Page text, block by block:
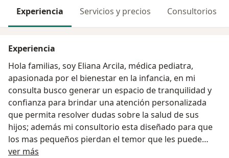
Experiencia Servicios y precios Consultorios
Experiencia
Hola familias, soy Eliana Arcila, médica pediatra,
apasionada por el bienestar en la infancia, en mi
consulta busco generar un espacio de tranquilidad y
confianza para brindar una atención personalizada
que permita resolver dudas sobre la salud de sus
hijos; además mi consultorio esta diseñado para que
los mas pequeños pierdan el temor que les puede
generar ir al doctor y se convierta en un momento de
ver más